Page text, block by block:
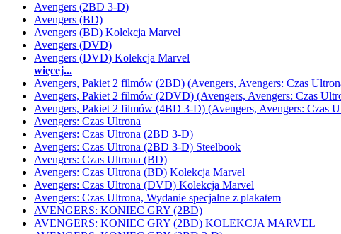
Avengers (2BD 3-D)
Avengers (BD)
Avengers (BD) Kolekcja Marvel
Avengers (DVD)
Avengers (DVD) Kolekcja Marvel
więcej...
Avengers, Pakiet 2 filmów (2BD) (Avengers, Avengers: Czas
Avengers, Pakiet 2 filmów (2DVD) (Avengers, Avengers: Czas
Avengers, Pakiet 2 filmów (4BD 3-D) (Avengers, Avengers: Czas
Avengers: Czas Ultrona
Avengers: Czas Ultrona (2BD 3-D)
Avengers: Czas Ultrona (2BD 3-D) Steelbook
Avengers: Czas Ultrona (BD)
Avengers: Czas Ultrona (BD) Kolekcja Marvel
Avengers: Czas Ultrona (DVD) Kolekcja Marvel
Avengers: Czas Ultrona, Wydanie specjalne z plakatem
AVENGERS: KONIEC GRY (2BD)
AVENGERS: KONIEC GRY (2BD) KOLEKCJA MARVEL